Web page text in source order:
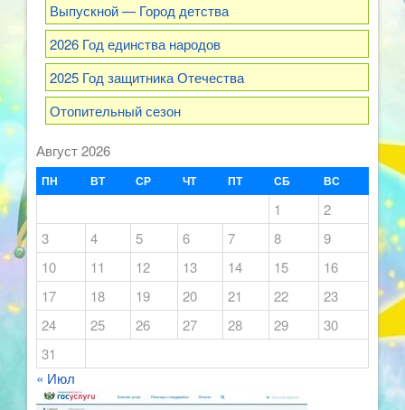
Выпускной — Город детства
2026 Год единства народов
2025 Год защитника Отечества
Отопительный сезон
Август 2026
ПН ВТ СР ЧТ ПТ СБ ВС
1
2
3
4 5 6 7 8
9
10
11 12 13 14 15
16
17
18 19 20 21 22
23
24
25 26 27 28 29
30
31
« Июл